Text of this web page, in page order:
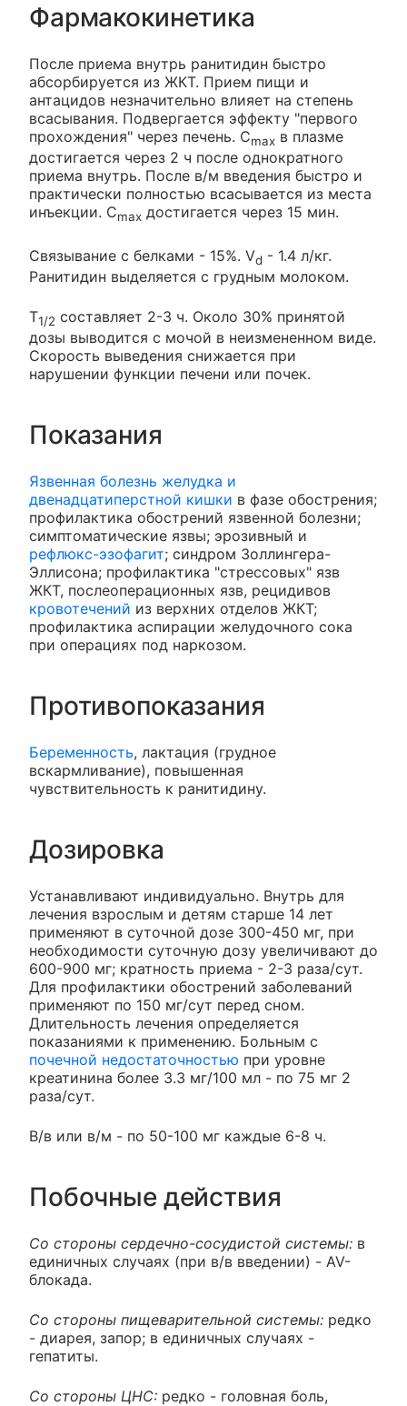
Фармакокинетика
После приема внутрь ранитидин быстро
абсорбируется из ЖКТ. Прием пищи и
антацидов незначительно влияет на степень
всасывания. Подвергается эффекту "первого
прохождения" через печень. Cmax в плазме
достигается через 2 ч после однократного
приема внутрь. После в/м введения быстро и
практически полностью всасывается из места
инъекции. Cmax достигается через 15 мин.
Связывание с белками - 15%. Vd - 1.4 л/кг.
Ранитидин выделяется с грудным молоком.
T1/2 составляет 2-3 ч. Около 30% принятой
дозы выводится с мочой в неизмененном виде.
Скорость выведения снижается при
нарушении функции печени или почек.
Показания
Язвенная болезнь желудка и
двенадцатиперстной кишки в фазе обострения;
профилактика обострений язвенной болезни;
симптоматические язвы; эрозивный и
рефлюкс-эзофагит; синдром Золлингера-
Эллисона; профилактика "стрессовых" язв
ЖКТ, послеоперационных язв, рецидивов
кровотечений из верхних отделов ЖКТ;
профилактика аспирации желудочного сока
при операциях под наркозом.
Противопоказания
Беременность, лактация (грудное
вскармливание), повышенная
чувствительность к ранитидину.
Дозировка
Устанавливают индивидуально. Внутрь для
лечения взрослым и детям старше 14 лет
применяют в суточной дозе 300-450 мг, при
необходимости суточную дозу увеличивают до
600-900 мг; кратность приема - 2-3 раза/сут.
Для профилактики обострений заболеваний
применяют по 150 мг/сут перед сном.
Длительность лечения определяется
показаниями к применению. Больным с
почечной недостаточностью при уровне
креатинина более 3.3 мг/100 мл - по 75 мг 2
раза/сут.
В/в или в/м - по 50-100 мг каждые 6-8 ч.
Побочные действия
Со стороны сердечно-сосудистой системы: в
единичных случаях (при в/в введении) - AV-
блокада.
Со стороны пищеварительной системы: редко
- диарея, запор; в единичных случаях -
гепатиты.
Со стороны ЦНС: редко - головная боль,